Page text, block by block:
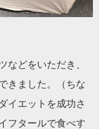
などをいただき、
きました。（ちな
イエットを成功さ
フタールで食べす